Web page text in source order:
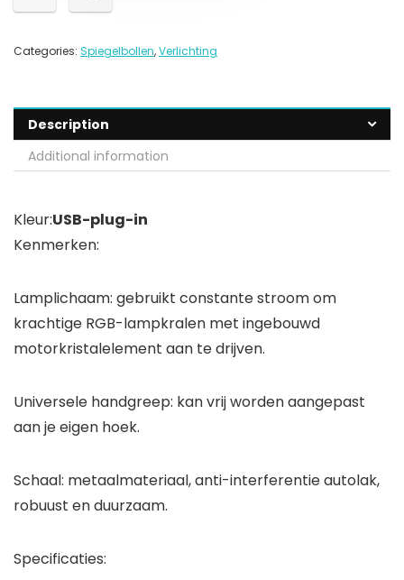
Categories: Spiegelbollen,Verlichting
Description
Additional information
Kleur:USB-plug-in
Kenmerken:
Lamplichaam: gebruikt constante stroom om
krachtige RGB-lampkralen met ingebouwd
motorkristalelement aan te drijven.
Universele handgreep: kan vrij worden aangepast
aan je eigen hoek.
Schaal: metaalmateriaal, anti-interferentie autolak,
robuust en duurzaam.
Specificaties: